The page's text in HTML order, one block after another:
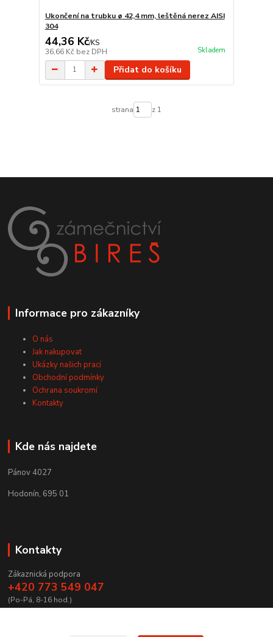
Ukončení na trubku ø 42,4 mm, leštěná nerez AISI
304
44,36 Kč/KS
36,66 Kč bez DPH Skladem
Přidat do košíku
strana z 1
Informace pro zákazníky
O nás
Jak nakupovat
Ukázky našich prací
Obchodní podmínky
Ochrana soukromí
Kontakty
Kde nás najdete
Pánov 4027
Hodonín, 695 01
Kontakty
Zákaznická podpora
+420 773 549 047
(Po-Pá, 8-16 hod.)